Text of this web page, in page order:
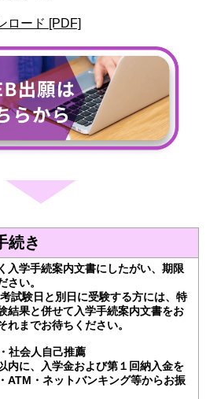
ロード [PDF]
続き
入学手続案内文書にしたがい、期限
さい。
試験日と別日に受験する方には、特
結果と併せて入学手続案内文書をお
れまでお待ちください。
社会人自己推薦
内に、入学金および第１回納入金を
ATM・ネットバンキング等からお振